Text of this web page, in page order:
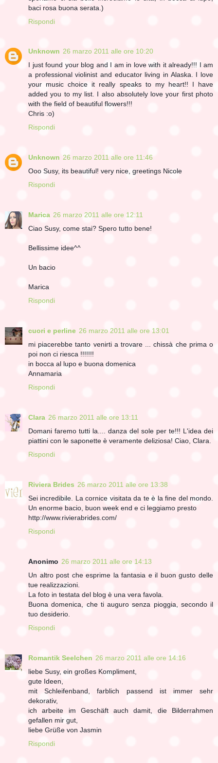
baci rosa buona serata.)
Rispondi
Unknown 26 marzo 2011 alle ore 10:20
I just found your blog and I am in love with it already!!! I am
a professional violinist and educator living in Alaska. I love
your music choice it really speaks to my heart!! I have
added you to my list. I also absolutely love your first photo
with the field of beautiful flowers!!!
Chris :o)
Rispondi
Unknown 26 marzo 2011 alle ore 11:46
Ooo Susy, its beautiful! very nice, greetings Nicole
Rispondi
Marica 26 marzo 2011 alle ore 12:11
Ciao Susy, come stai? Spero tutto bene!
Bellissime idee^^
Un bacio
Marica
Rispondi
cuori e perline 26 marzo 2011 alle ore 13:01
mi piacerebbe tanto venirti a trovare ... chissà che prima o
poi non ci riesca !!!!!!!
in bocca al lupo e buona domenica
Annamaria
Rispondi
Clara 26 marzo 2011 alle ore 13:11
Domani faremo tutti la.... danza del sole per te!!! L'idea dei
piattini con le saponette è veramente deliziosa! Ciao, Clara.
Rispondi
Riviera Brides 26 marzo 2011 alle ore 13:38
Sei incredibile. La cornice visitata da te è la fine del mondo.
Un enorme bacio, buon week end e ci leggiamo presto
http://www.rivierabrides.com/
Rispondi
Anonimo 26 marzo 2011 alle ore 14:13
Un altro post che esprime la fantasia e il buon gusto delle
tue realizzazioni.
La foto in testata del blog è una vera favola.
Buona domenica, che ti auguro senza pioggia, secondo il
tuo desiderio.
Rispondi
Romantik Seelchen 26 marzo 2011 alle ore 14:16
liebe Susy, ein großes Kompliment,
gute Ideen,
mit Schleifenband, farblich passend ist immer sehr
dekorativ,
ich arbeite im Geschäft auch damit, die Bilderrahmen
gefallen mir gut,
liebe Grüße von Jasmin
Rispondi